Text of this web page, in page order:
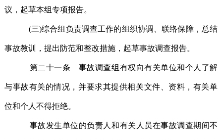
议，起草本组专项报告。
(三)综合组负责调查工作的组织协调、联络保障，总结
事故教训，提出防范和整改措施，起草事故调查报告。
第二十一条 事故调查组有权向有关单位和个人了解
与事故有关的情况，并要求其提供相关文件、资料，有关单
位和个人不得拒绝。
事故发生单位的负责人和有关人员在事故调查期间不